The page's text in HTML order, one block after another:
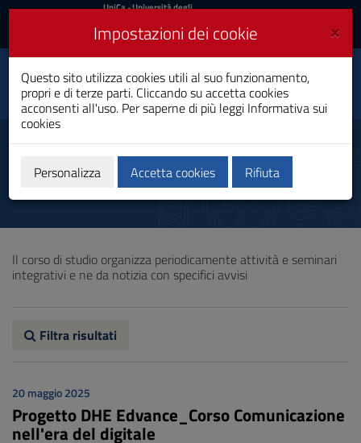
Vai
al
navigazione
sito
al
Footer
UniCa
Accedi
UniCa- Università degli
Accedi UniCA News
Toggle
navigation
Informatica Applicata e
Data Analytics
Laurea
Altre attività formative
Il corso di studio organizza periodicamente attività e seminari
integrativi e ne da notizia con specifici avvisi
Filtra risultati
20 maggio 2025
Progetto DHE Edvance_Corso Comunicazione
nell'era del digitale
×
Impostazioni dei cookie
Questo sito utilizza cookies utili al suo funzionamento,
propri e di terze parti. Cliccando su accetta cookies
acconsenti all'uso. Per saperne di più leggi Informativa sui
cookies
Personalizza Accetta cookies Rifiuta